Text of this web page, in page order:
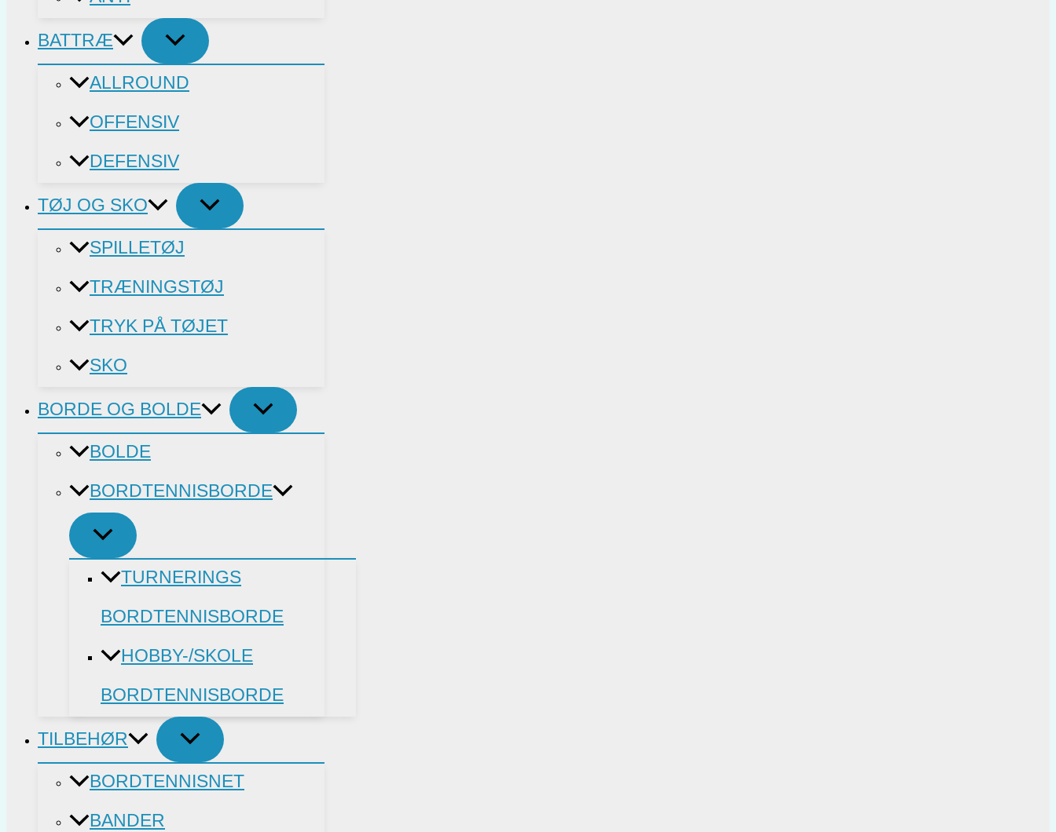
BATTRÆ
ALLROUND
OFFENSIV
DEFENSIV
TØJ OG SKO
SPILLETØJ
TRÆNINGSTØJ
TRYK PÅ TØJET
SKO
BORDE OG BOLDE
BOLDE
BORDTENNISBORDE
TURNERINGS
BORDTENNISBORDE
HOBBY-/SKOLE
BORDTENNISBORDE
TILBEHØR
BORDTENNISNET
BANDER